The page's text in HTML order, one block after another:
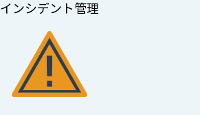
インシデント管理